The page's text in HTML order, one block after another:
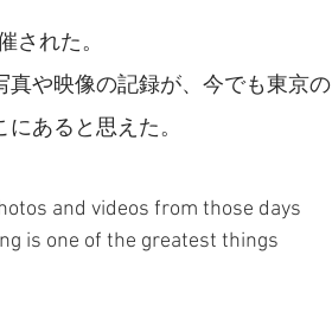
された。
真や映像の記録が、今でも東京の
あると思えた。
and videos from those days
is one of the greatest things